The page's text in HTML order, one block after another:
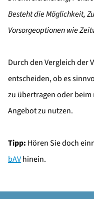
Besteht die Möglichkeit,
Vorsorgeoptionen wie
Durch den Vergleich der
entscheiden, ob es
zu übertragen oder
Angebot zu nutzen.
Tipp: Hören Sie doch
bAVhinein.